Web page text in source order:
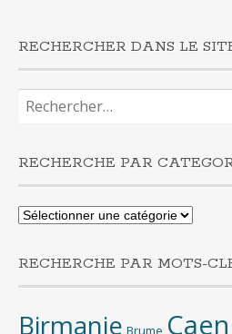
RECHERCHER DANS LE
Rechercher :
RECHERCHE PAR
Recherche
par
RECHERCHE PAR MOTS-
Birmanie Brume Caen